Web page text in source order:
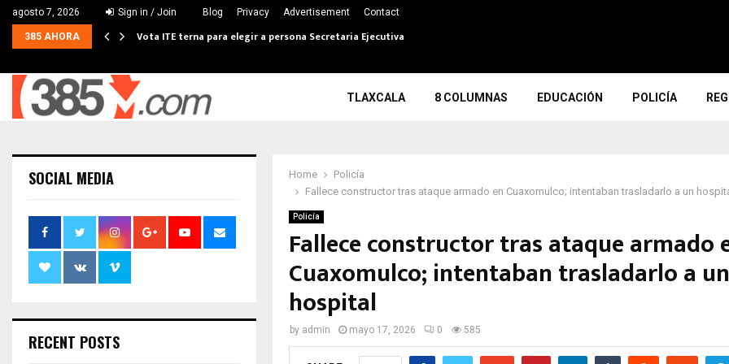
agosto 7, 2026 Sign in / Join Blog Privacy Advertisement Contact
385 AHORA Vota ITE terna para elegir a persona Secretaria Ejecutiva
TLAXCALA 8 COLUMNAS EDUCACIÓN POLICÍA
Home
Policía
Fallece constructor tras ataque armado en Cuaxomulco; intentaban trasladarlo a un
Policía
Fallece constructor tras ataque armado
Cuaxomulco; intentaban trasladarlo a un
hospital
by admin mayo 17, 2026 0 585
SOCIAL MEDIA
RECENT POSTS